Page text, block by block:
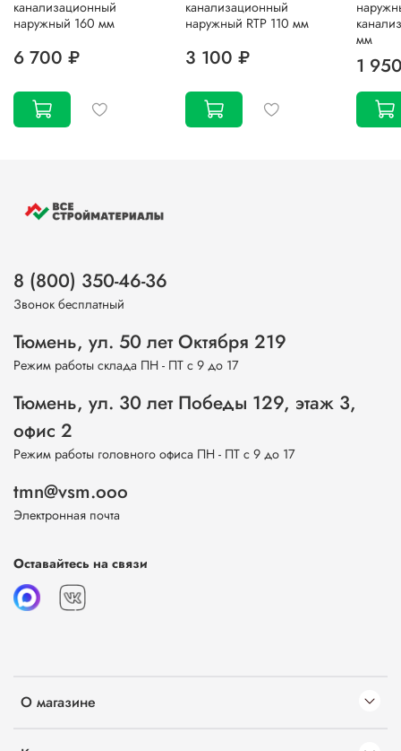
канализационный
наружный 160 мм
6 700 ₽
канализационный
наружный RTP 110 мм
3 100 ₽
мм
1
О магазине
8 (800) 350-46-36
Звонок бесплатный
Тюмень, ул. 50 лет Октября 219
Режим работы склада ПН - ПТ с 9 до 17
Тюмень, ул. 30 лет Победы 129, этаж 3,
офис 2
Режим работы головного офиса ПН - ПТ с 9 до 17
tmn@vsm.ooo
Электронная почта
Оставайтесь на связи